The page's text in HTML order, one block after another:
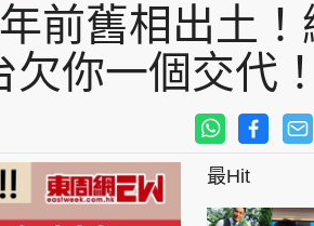
尚生活
康醫美
親子天
與寵同
玄學靈異
前舊相出土
欠你一個交代！
最Hit